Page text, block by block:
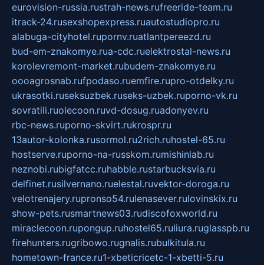
eurovision-russia.rustrah-news.rufreeride-team.ru
itrack-24.rusexshopexpress.ruautostudiopro.ru
alabuga-cityhotel.rupornv.ruatlantpereezd.ru
bud-em-znakomye.rua-cdc.ruelektrostal-news.ru
korolevremont-market.rubudem-znakomye.ru
oooagrosnab.rufpodaso.ruemfire.rupro-otdelky.ru
ukrasotki.ruseksuzbek.ruseks-uzbek.ruporno-vk.ru
sovratili.ruolecoon.ruvd-dosug.ruadonyev.ru
rbc-news.ruporno-skvirt.rukrospr.ru
13autor-kolonka.rusormol.ru2rich.ruhostel-65.ru
hostserve.ruporno-na-russkom.rumishinlab.ru
neznobi.rubigfatcc.ruhabble.rustarbucksvia.ru
delfinet.rusilvernano.ruelestal.ruvektor-doroga.ru
velotrenajery.rupronso54.rulenasever.rulovinskix.ru
show-pets.rusmartnews03.rudiscofoxworld.ru
miraclecoon.rupongup.ruhostel65.ruliura.ruglasspb.ru
firehunters.rugribowo.rugnalis.rubulkitula.ru
hometown-france.ru1-xbeticricetc-1-xbetti-5.ru